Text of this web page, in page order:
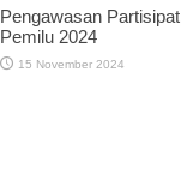
Pengawasan
Pemilu 2024
15 November 2024